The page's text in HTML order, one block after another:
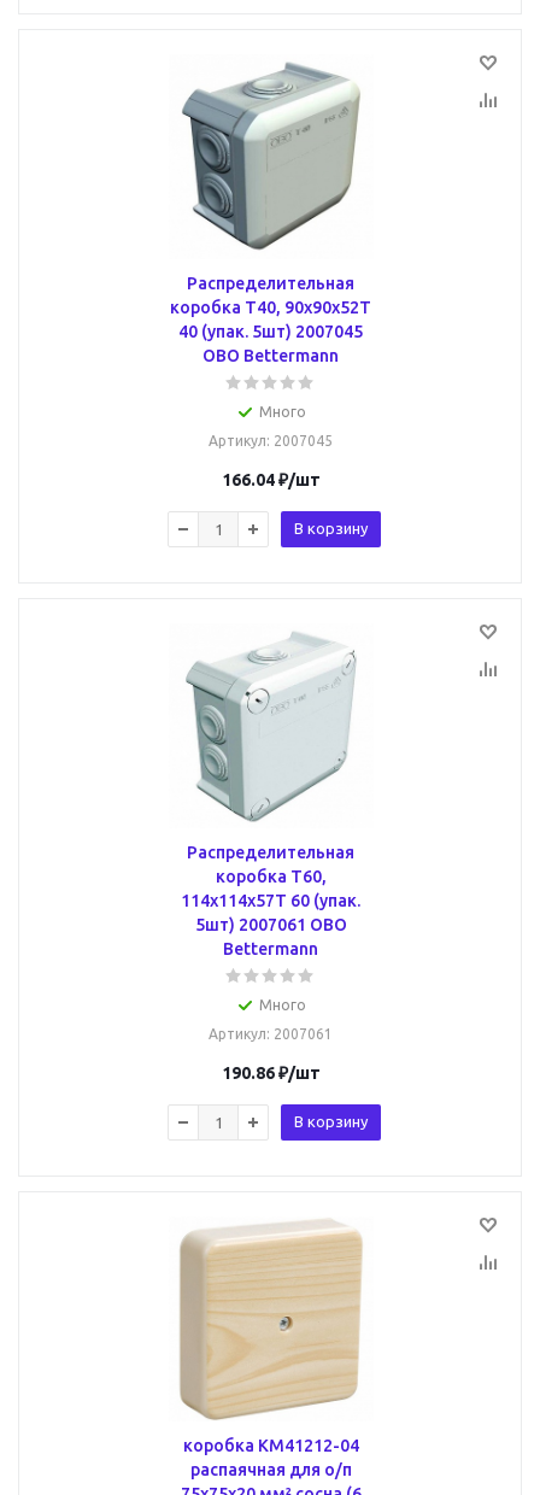
Распределительная
коробка T40, 90x90x52T
40 (упак. 5шт) 2007045
OBO Bettermann
Много
Артикул: 2007045
166.04₽/шт
В корзину
Распределительная
коробка T60,
114x114x57T 60 (упак.
5шт) 2007061 OBO
Bettermann
Много
Артикул: 2007061
190.86₽/шт
В корзину
коробка КМ41212-04
распаячная для о/п